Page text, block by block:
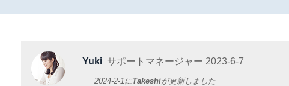
Yuki サポートマネージャー 2023-6-7
2024-2-1にTakeshiが更新しました